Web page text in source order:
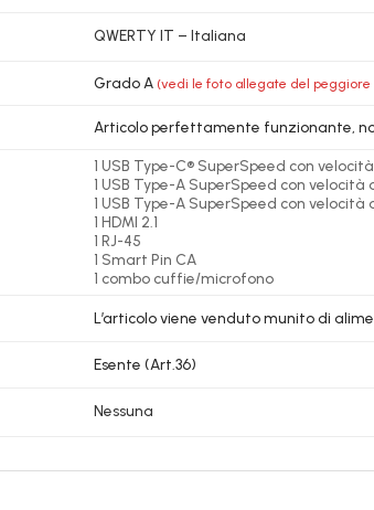
QWERTY IT – Italiana
Grado A (vedi le foto allegate del peggiore
Articolo perfettamente funzionante,
1 USB Type-C® SuperSpeed con
1 USB Type-A SuperSpeed con
1 USB Type-A SuperSpeed con velocità
1 HDMI 2.1
1 RJ-45
1 Smart Pin CA
1 combo cuffie/microfono
L’articolo viene venduto munito di
Esente (Art.36)
Nessuna